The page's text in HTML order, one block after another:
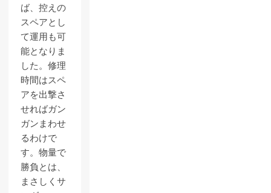
ば、控えの
スペアとし
て運用も可
能となりま
した。修理
時間はスペ
アを出撃さ
せればガン
ガンまわせ
るわけで
す。物量で
勝負とは、
まさしくサ